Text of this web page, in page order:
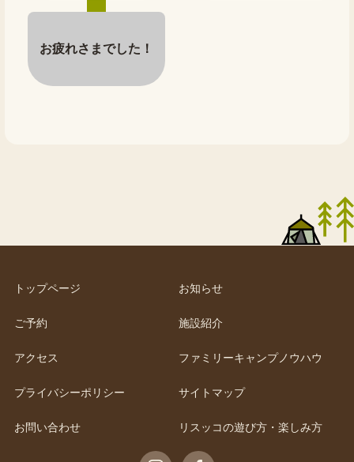
お疲れさまでした！
トップページ お知らせ
ご予約 施設紹介
アクセス ファミリーキャンプノウハウ
プライバシーポリシー サイトマップ
お問い合わせ リスッコの遊び方・楽しみ方